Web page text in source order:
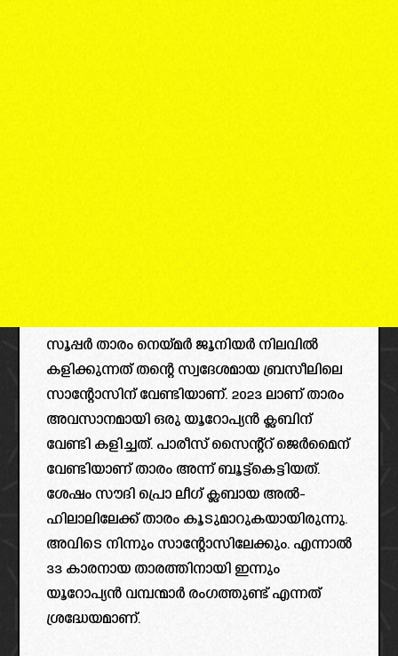
സൂപ്പർ താരം നെയ്മർ ജൂനിയർ നിലവിൽ
കളിക്കുന്നത് തന്റെ സ്വദേശമായ ബ്രസീലിലെ
സാന്റോസിന് വേണ്ടിയാണ്. 2023 ലാണ് താരം
അവസാനമായി ഒരു യൂറോപ്യൻ ക്ലബിന്
വേണ്ടി കളിച്ചത്. പാരീസ് സൈന്റ്റ് ജെർമൈന്
വേണ്ടിയാണ് താരം അന്ന് ബൂട്ട്കെട്ടിയത്.
ശേഷം സൗദി പ്രൊ ലീഗ് ക്ലബായ അൽ-
ഹിലാലിലേക്ക് താരം കൂടുമാറുകയായിരുന്നു.
അവിടെ നിന്നും സാന്റോസിലേക്കും. എന്നാൽ
33 കാരനായ താരത്തിനായി ഇന്നും
യൂറോപ്യൻ വമ്പന്മാർ രംഗത്തുണ്ട് എന്നത്
ശ്രദ്ധേയമാണ്.